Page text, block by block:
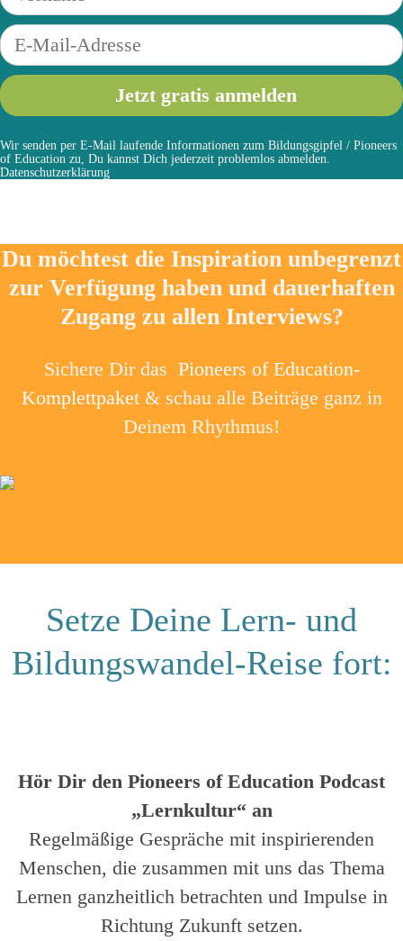
Wir senden per E-Mail laufende Informationen zum Bildungsgipfel / Pioneers
of Education zu, Du kannst Dich jederzeit problemlos abmelden.
Datenschutzerklärung
Du möchtest die Inspiration unbegrenzt
zur Verfügung haben und dauerhaften
Zugang zu allen Interviews?
Sichere Dir das Pioneers of Education-
Komplettpaket& schau alle Beiträge ganz in
Deinem Rhythmus!
Setze Deine Lern- und
Bildungswandel-Reise fort:
Hör Dir den Pioneers of Education Podcast
„Lernkultur“ an
Regelmäßige Gespräche mit inspirierenden
Menschen, die zusammen mit uns das Thema
Lernen ganzheitlich betrachten und Impulse in
Richtung Zukunft setzen.